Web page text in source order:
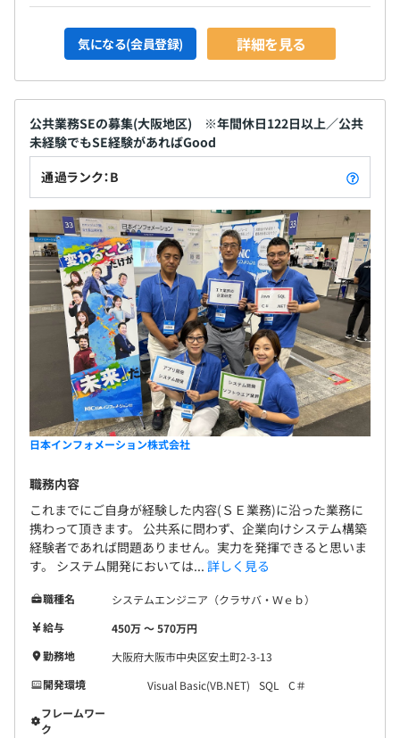
気になる(会員登録) 詳細を見る
公共業務SEの募集(大阪地区) ※年間休日122日以上／公共
未経験でもSE経験があればGood
通過ランク：B
日本インフォメーション株式会社
職務内容
これまでにご自身が経験した内容(ＳＥ業務)に沿った業務に
携わって頂きます。 公共系に問わず、企業向けシステム構築
経験者であれば問題ありません。実力を発揮できると思いま
す。 システム開発においては... 詳しく見る
職種名
システムエンジニア（クラサバ・Ｗｅｂ）
給与
450万 〜 570万円
勤務地
大阪府大阪市中央区安土町2-3-13
開発環境
Visual Basic(VB.NET) SQL
C＃
フレームワー
ク